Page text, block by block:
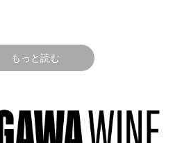
もっと読む